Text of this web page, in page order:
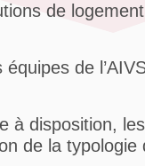
de
de
à disposition,
de la typologie